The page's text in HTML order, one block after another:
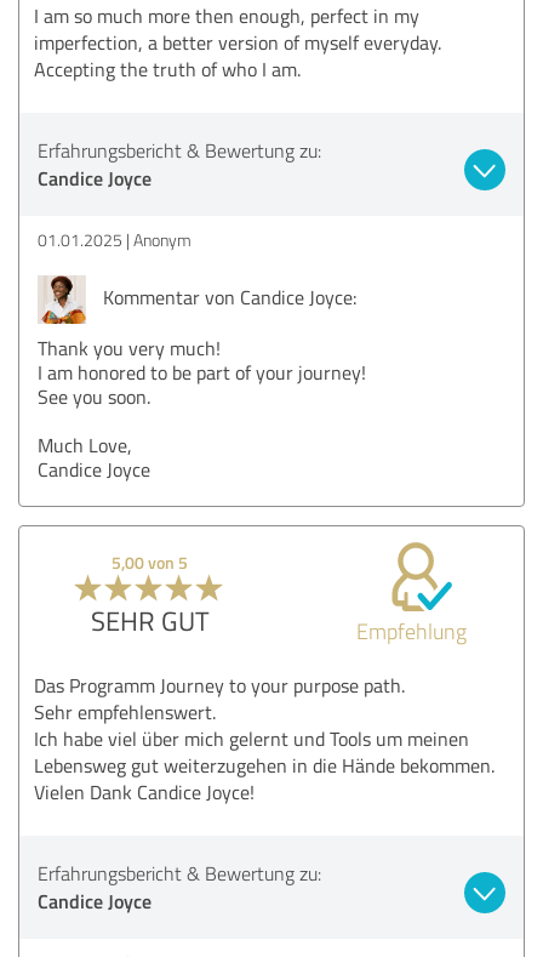
I am so much more then enough, perfect in my
imperfection, a better version of myself everyday.
Accepting the truth of who I am.
Erfahrungsbericht & Bewertung zu:
Candice Joyce
01.01.2025 Anonym
Kommentar von Candice Joyce:
Thank you very much!
I am honored to be part of your journey!
See you soon.
Much Love,
Candice Joyce
5,00 von 5
SEHR GUT Empfehlung
Das Programm Journey to your purpose path.
Sehr empfehlenswert.
Ich habe viel über mich gelernt und Tools um meinen
Lebensweg gut weiterzugehen in die Hände bekommen.
Vielen Dank Candice Joyce!
Erfahrungsbericht & Bewertung zu:
Candice Joyce